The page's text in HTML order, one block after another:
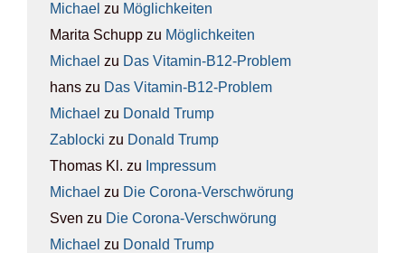
Michael zu Mög­lich­kei­ten
Marita Schupp zu Mög­lich­kei­ten
Michael zu Das Vit­amin-B12-Pro­blem
hans zu Das Vit­amin-B12-Pro­blem
Michael zu Donald Trump
Zablocki zu Donald Trump
Thomas Kl. zu Impres­sum
Michael zu Die Coro­na-Ver­schwö­rung
Sven zu Die Coro­na-Ver­schwö­rung
Michael zu Donald Trump